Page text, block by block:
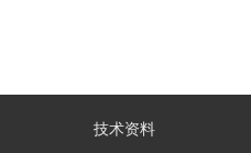
技术资料